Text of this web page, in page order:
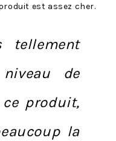
est assez cher.
tellement
de
produit,
la